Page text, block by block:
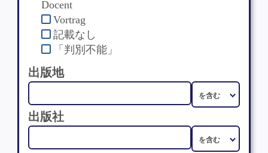
Docent
Vortrag
記載なし
「判別不能」
出版地
出版社